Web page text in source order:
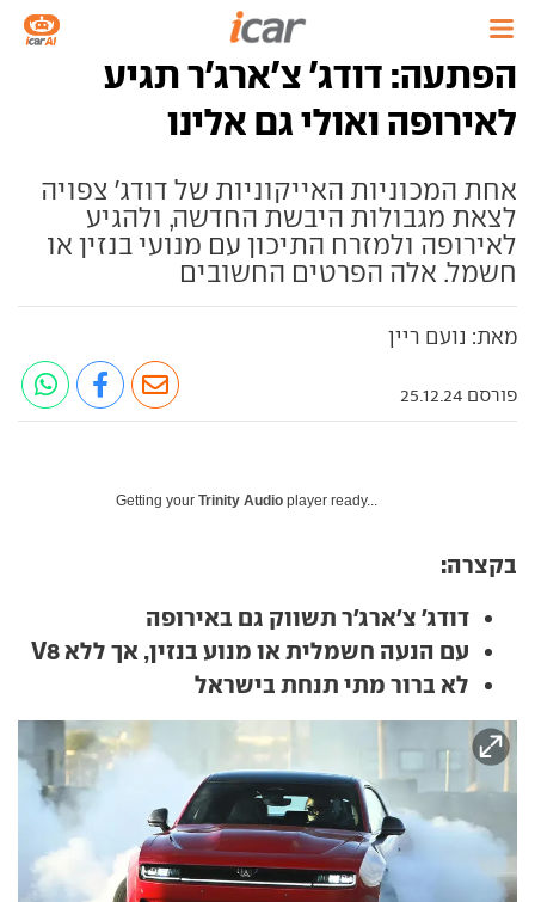
הפתעה: דודג' צ'ארג'ר תגיע
לאירופה ואולי גם אלינו
אחת המכוניות האייקוניות של דודג' צפויה
לצאת מגבולות היבשת החדשה, ולהגיע
לאירופה ולמזרח התיכון עם מנועי בנזין או
חשמל. אלה הפרטים החשובים
מאת: נועם ריין
פורסם 25.12.24
Getting your Trinity Audio player ready...
בקצרה:
דודג' צ'ארג'ר תשווק גם באירופה
עם הנעה חשמלית או מנוע בנזין, אך ללא V8
לא ברור מתי תנחת בישראל